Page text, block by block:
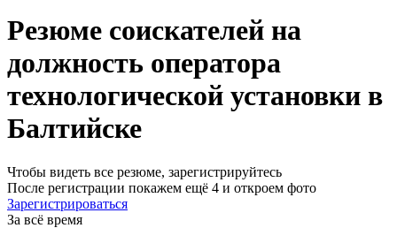
Резюме соискателей на
должность оператора
технологической установки в
Балтийске
Чтобы видеть все резюме, зарегистрируйтесь
После регистрации покажем ещё 4 и откроем фото
Зарегистрироваться
За всё время